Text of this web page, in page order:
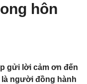
hôn
gửi lời cảm ơn đến
người đồng hành